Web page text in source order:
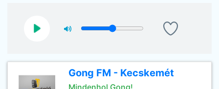
Gong FM - Kecskemét
Mindenhol Gong!